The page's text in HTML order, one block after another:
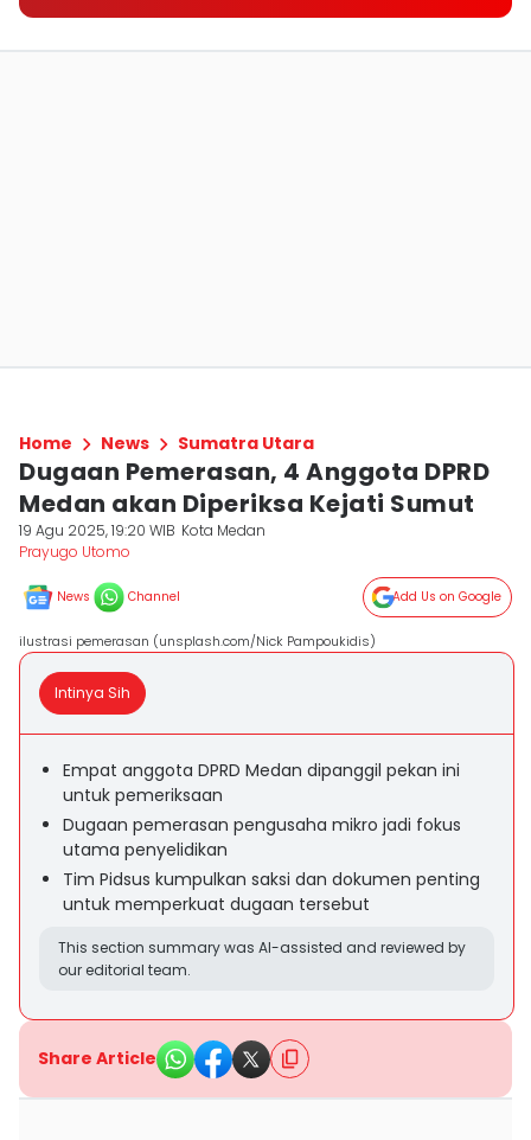
Home News Sumatra Utara
Dugaan Pemerasan, 4 Anggota DPRD
Medan akan Diperiksa Kejati Sumut
19 Agu 2025, 19:20 WIB Kota Medan
Prayugo Utomo
News Channel Add Us on Google
ilustrasi pemerasan (unsplash.com/Nick Pampoukidis)
Intinya Sih
Empat anggota DPRD Medan dipanggil pekan ini
untuk pemeriksaan
Dugaan pemerasan pengusaha mikro jadi fokus
utama penyelidikan
Tim Pidsus kumpulkan saksi dan dokumen penting
untuk memperkuat dugaan tersebut
This section summary was AI-assisted and reviewed by
our editorial team.
Share Article